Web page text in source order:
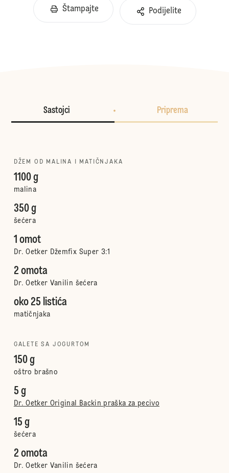
Štampajte Podijelite
Sastojci Priprema
DŽEM OD MALINA I MATIČNJAKA
1100 g
malina
350 g
šećera
1 omot
Dr. Oetker Džemfix Super 3:1
2 omota
Dr. Oetker Vanilin šećera
oko 25 listića
matičnjaka
GALETE SA JOGURTOM
150 g
oštro brašno
5 g
Dr. Oetker Original Backin praška za pecivo
15 g
šećera
2 omota
Dr. Oetker Vanilin šećera